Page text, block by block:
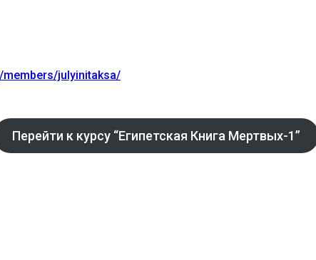
julyinitaksa/
Перейти к курсу “Египетская Книга Мертвых-1”